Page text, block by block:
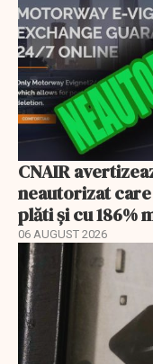
CNAIR
neautorizat
plăti și cu 186%
06 AUGUST 2026